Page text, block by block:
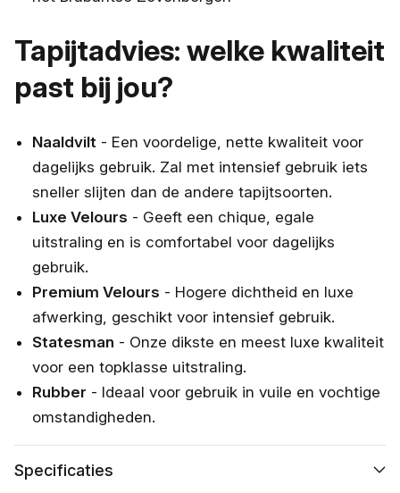
Tapijtadvies: welke kwaliteit
past bij jou?
Naaldvilt - Een voordelige, nette kwaliteit voor
dagelijks gebruik. Zal met intensief gebruik iets
sneller slijten dan de andere tapijtsoorten.
Luxe Velours - Geeft een chique, egale
uitstraling en is comfortabel voor dagelijks
gebruik.
Premium Velours - Hogere dichtheid en luxe
afwerking, geschikt voor intensief gebruik.
Statesman - Onze dikste en meest luxe kwaliteit
voor een topklasse uitstraling.
Rubber - Ideaal voor gebruik in vuile en vochtige
omstandigheden.
Specificaties